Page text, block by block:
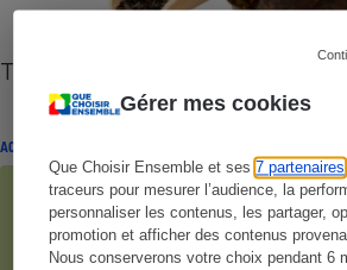
Gérer mes cookies
Que Choisir Ensemble et ses7 partenaires
traceurs pour mesurer l’audience, la
personnaliser les contenus, les partager,
promotion et afficher des contenus
Nous conserverons votre choix pendant 6
Thés noirs - Des résultats au
ACTUALITÉ